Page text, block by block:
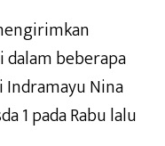
dalam beberapa
Indramayu Nina
1 pada Rabu lalu